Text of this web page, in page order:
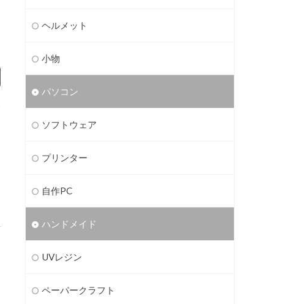
ヘルメット
小物
パソコン
ソフトウェア
プリンター
自作PC
ハンドメイド
UVレジン
ペーパークラフト